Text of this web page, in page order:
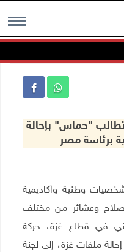
MENU
"حماس" بإحالة
برئاسة مصر
وفا– دعت شخصيات وطنية وأكاديمية
وعشائر من مختلف
في قطاع غزة، حركة
ملفات غزة، إلى لجنة